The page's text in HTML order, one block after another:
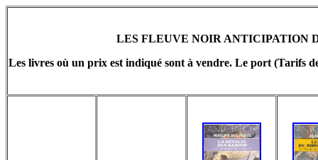
LES FLEUVE NOIR ANTICIPATION
Les livres où un prix est indiqué sont à vendre. Le port (Tarifs